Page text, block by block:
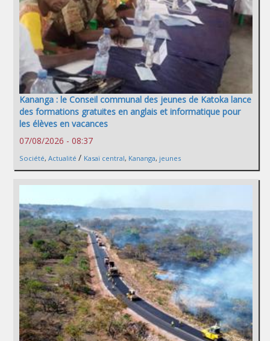
Kananga : le Conseil communal des jeunes de Katoka lance
des formations gratuites en anglais et informatique pour
les élèves en vacances
07/08/2026 - 08:37
Société, Actualité / Kasaï central, Kananga, jeunes